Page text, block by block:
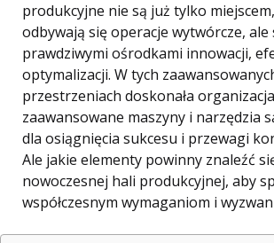
produkcyjne nie są już tylko
odbywają się operacje wytwórcze, ale
prawdziwymi ośrodkami innowacji,
optymalizacji. W tych
przestrzeniach doskonała
zaawansowane maszyny i narzędzia
dla osiągnięcia sukcesu i przewagi
Ale jakie elementy powinny znaleźć
nowoczesnej hali produkcyjnej, aby
współczesnym wymaganiom i